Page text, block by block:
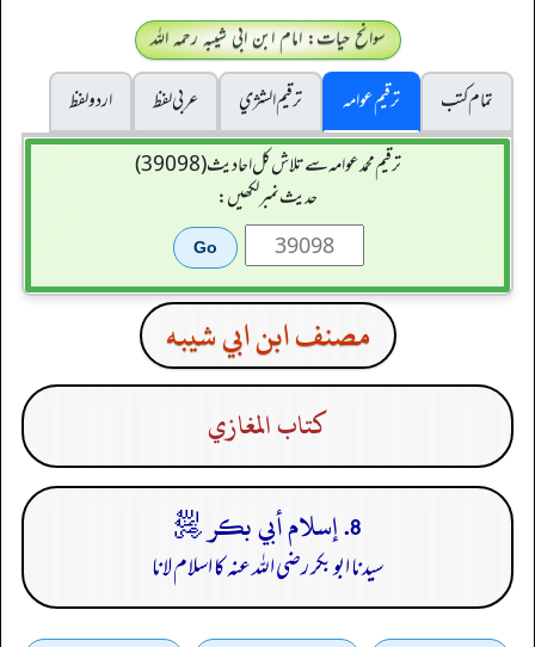
سوانح حیات: امام ابن ابی شیبہ رحمہ اللہ
تمام کتب
ترقیم عوامہ ترقيم الشژي عربی لفظ
اردو لفظ
ترقیم محمدعوامہ سے تلاش کل احادیث (39098)
حدیث نمبر لکھیں:
مصنف ابن ابي شيبه
كتاب المغازي
8. إسلام أبي بكر ﵁
سیدنا ابو بکر رضی اللہ عنہ کا اسلام لانا